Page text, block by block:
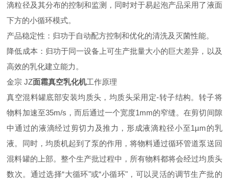
滴粒径及其分布的控制和监测，同时对于易起泡产品采用了液面
下方的小循环模式。
产品稳定性：归功于自动配方控制和优化的清洗及灭菌性能。
降低成本：归功于同一设备上可生产批量大小的巨大差异，以及
高效的乳化建立能力。
金宗 JZ面霜真空乳化机工作原理
真空混料罐底部安装均质头，均质头采用定-转子结构。转子将
物料加速至35m/s，而后通过一个宽度1mm的窄缝。在剪切间隙
中通过的液滴经过剪切力及推力，形成液滴粒径小至1µm的乳
液。同时，均质机起到了泵的作用，将物料通过循环管道泵送回
混料罐的上部。整个生产批过程中，所有物料都将会经过均质头
数次。通过选择“大循环"或“小循环"，可以灵活的调节生产批的